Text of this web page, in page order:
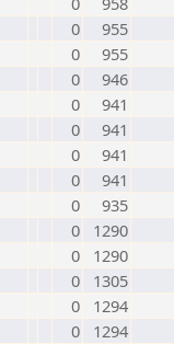
0
955
0
955
0
946
0
941
0
941
0
941
0
941
0
935
0
1290
0
1290
0
1305
0
1294
0
1294